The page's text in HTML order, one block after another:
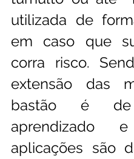
utilizada de
em caso que
corra risco.
extensão das
bastão é
aprendizado
aplicações são